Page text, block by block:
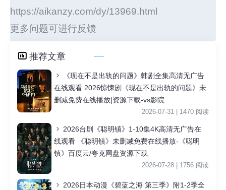
https://aikanzy.com/dy/13969.html
更多问题可进行反馈
推荐文章
《现在不是出轨的问题》韩剧全集高清无广告
在线观看 2026惊悚剧《现在不是出轨的问题》未
删减免费在线播放|资源下载-vs影院
2026-07-31 | 1470 阅读
2026台剧《聪明镇》1-10集4K高清无广告在
线观看 《聪明镇》未删减免费在线播放-《聪明
镇》百度云/夸克网盘资源下载
2026-07-28 | 1756 阅读
2026日本动漫《碧蓝之海 第三季》附1-2季全